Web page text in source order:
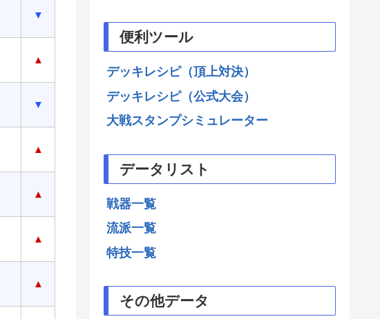
▼
▲
▼
▲
▲
▲
▲
便利ツール
デッキレシピ（頂上対決）
デッキレシピ（公式大会）
大戦スタンプシミュレーター
データリスト
戦器一覧
流派一覧
特技一覧
その他データ